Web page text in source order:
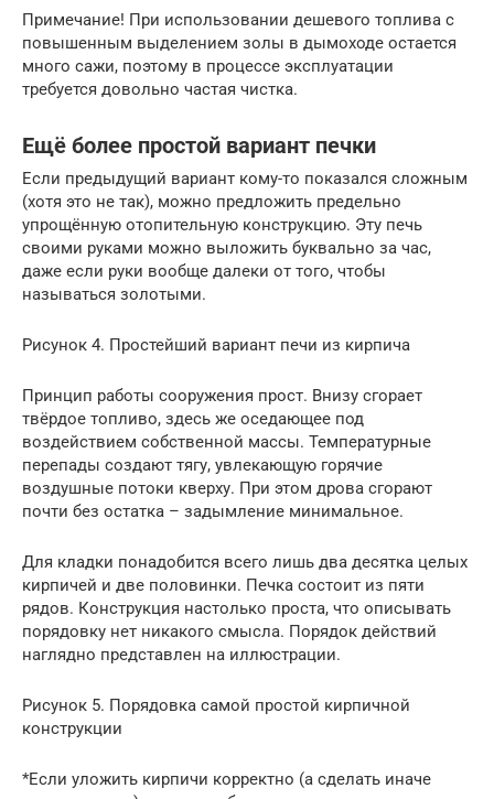
Примечание! При использовании дешевого топлива с
повышенным выделением золы в дымоходе остается
много сажи, поэтому в процессе эксплуатации
требуется довольно частая чистка.
Ещё более простой вариант печки
Если предыдущий вариант кому-то показался сложным
(хотя это не так), можно предложить предельно
упрощённую отопительную конструкцию. Эту печь
своими руками можно выложить буквально за час,
даже если руки вообще далеки от того, чтобы
называться золотыми.
Рисунок 4. Простейший вариант печи из кирпича
Принцип работы сооружения прост. Внизу сгорает
твёрдое топливо, здесь же оседающее под
воздействием собственной массы. Температурные
перепады создают тягу, увлекающую горячие
воздушные потоки кверху. При этом дрова сгорают
почти без остатка – задымление минимальное.
Для кладки понадобится всего лишь два десятка целых
кирпичей и две половинки. Печка состоит из пяти
рядов. Конструкция настолько проста, что описывать
порядовку нет никакого смысла. Порядок действий
наглядно представлен на иллюстрации.
Рисунок 5. Порядовка самой простой кирпичной
конструкции
*Если уложить кирпичи корректно (а сделать иначе